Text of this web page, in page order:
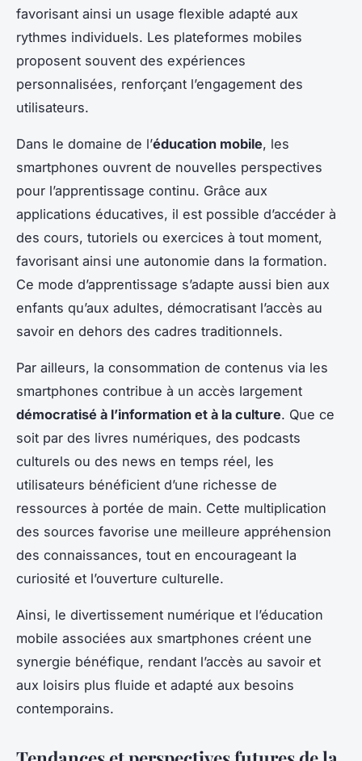
favorisant ainsi un usage flexible adapté aux
rythmes individuels. Les plateformes mobiles
proposent souvent des expériences
personnalisées, renforçant l’engagement des
utilisateurs.
Dans le domaine de l’éducation mobile, les
smartphones ouvrent de nouvelles perspectives
pour l’apprentissage continu. Grâce aux
applications éducatives, il est possible d’accéder à
des cours, tutoriels ou exercices à tout moment,
favorisant ainsi une autonomie dans la formation.
Ce mode d’apprentissage s’adapte aussi bien aux
enfants qu’aux adultes, démocratisant l’accès au
savoir en dehors des cadres traditionnels.
Par ailleurs, la consommation de contenus via les
smartphones contribue à un accès largement
démocratisé à l’information et à la culture. Que ce
soit par des livres numériques, des podcasts
culturels ou des news en temps réel, les
utilisateurs bénéficient d’une richesse de
ressources à portée de main. Cette multiplication
des sources favorise une meilleure appréhension
des connaissances, tout en encourageant la
curiosité et l’ouverture culturelle.
Ainsi, le divertissement numérique et l’éducation
mobile associées aux smartphones créent une
synergie bénéfique, rendant l’accès au savoir et
aux loisirs plus fluide et adapté aux besoins
contemporains.